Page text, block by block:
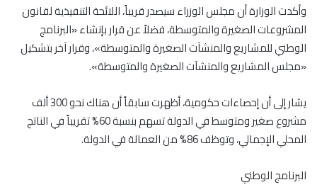
وأكدت الوزارة أن مجلس الوزراء سيصدر قريباً، اللائحة التنفيذية لقانون
المشروعات الصغيرة والمتوسطة، فضلاً عن قرار بإنشاء «البرنامج
الوطني للمشاريع والمنشآت الصغيرة والمتوسطة»، وقرار آخر بتشكيل
«مجلس المشاريع والمنشآت الصغيرة والمتوسطة».
يشار إلى أن إحصاءات حكومية، أظهرت سابقاً أن هناك نحو 300 ألف
مشروع صغير ومتوسط في الدولة تسهم بنسبة 60% تقريباً في الناتج
المحلي الإجمالي، وتوظف 86% من العمالة في الدولة.
البرنامج الوطني